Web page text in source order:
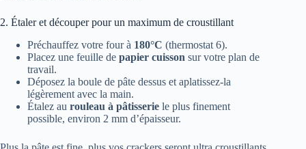
2. Étaler et découper pour un maximum de croustillant
Préchauffez votre four à 180°C (thermostat 6).
Placez une feuille de papier cuisson sur votre plan de
travail.
Déposez la boule de pâte dessus et aplatissez-la
légèrement avec la main.
Étalez au rouleau à pâtisserie le plus finement
possible, environ 2 mm d’épaisseur.